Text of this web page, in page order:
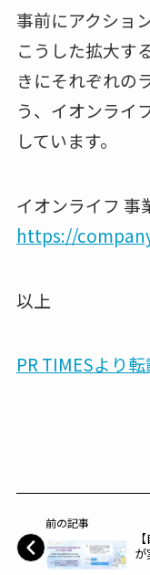
事前にアクショ
こうした拡大す
きにそれぞれの
う、イオンライ
しています。
イオンライフ
https://
以上
PR TIMESより転
前の記事
が